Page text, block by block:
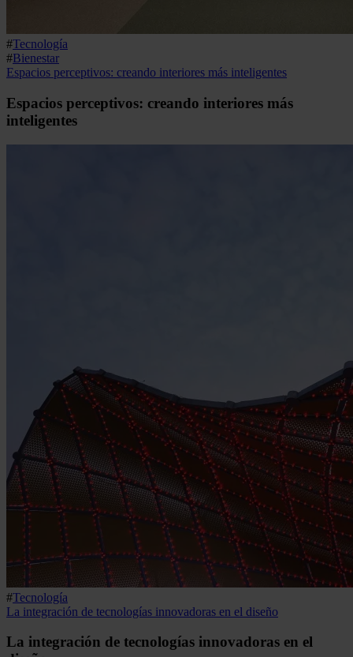
#Tecnología
#Bienestar
Espacios perceptivos: creando interiores más inteligentes
Espacios perceptivos: creando interiores más
inteligentes
#Tecnología
La integración de tecnologías innovadoras en el diseño
La integración de tecnologías innovadoras en el